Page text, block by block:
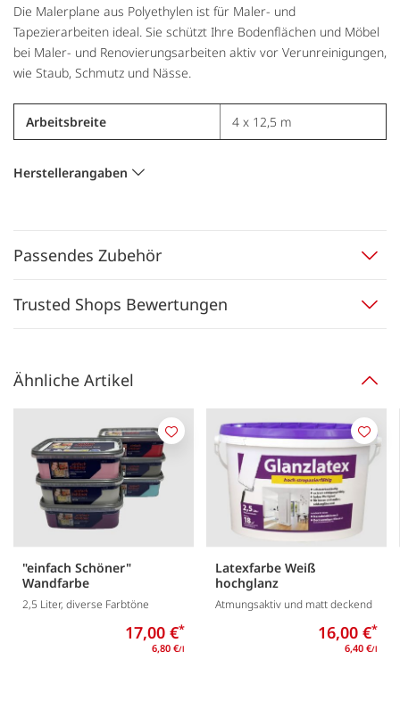
Die Malerplane aus Polyethylen ist für Maler- und
Tapezierarbeiten ideal. Sie schützt Ihre Bodenflächen und Möbel
bei Maler- und Renovierungsarbeiten aktiv vor Verunreinigungen,
wie Staub, Schmutz und Nässe.
Arbeitsbreite 4 x 12,5 m
Herstellerangaben
Passendes Zubehör
Trusted Shops Bewertungen
Ähnliche Artikel
"einfach Schöner"
Wandfarbe
2,5 Liter, diverse Farbtöne
17,00 €*
6,80 €/l
Merken
Latexfarbe Weiß
hochglanz
Atmungsaktiv und matt deckend
16,00 €*
6,40 €/l